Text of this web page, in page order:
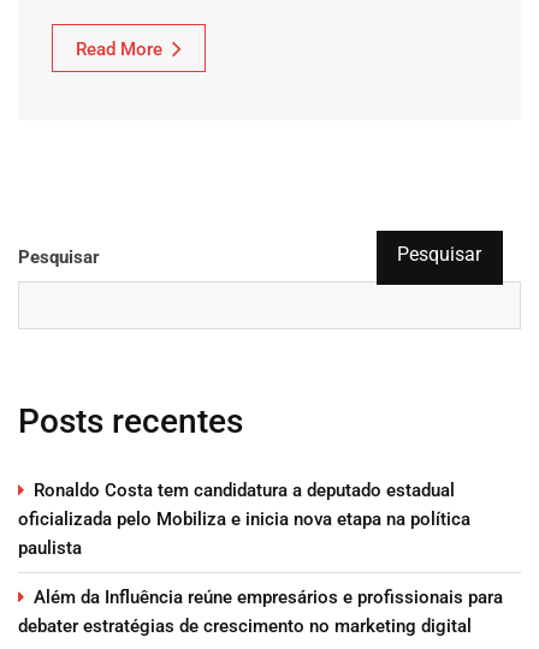
Read More
Pesquisar Pesquisar
Posts recentes
Ronaldo Costa tem candidatura a deputado estadual
oficializada pelo Mobiliza e inicia nova etapa na política
paulista
Além da Influência reúne empresários e profissionais para
debater estratégias de crescimento no marketing digital